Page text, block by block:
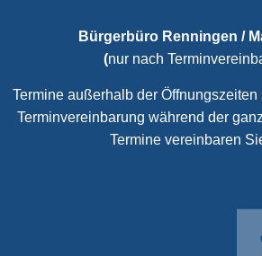
Bürgerbüro Renningen /
(nur nach
Termine außerhalb der
Terminvereinbarung während der
Termine vereinbaren